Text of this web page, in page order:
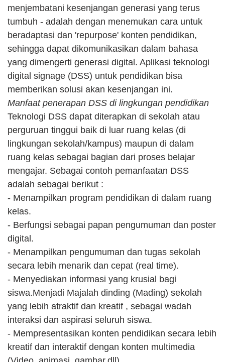
menjembatani kesenjangan generasi yang terus
tumbuh - adalah dengan menemukan cara untuk
beradaptasi dan 'repurpose' konten pendidikan,
sehingga dapat dikomunikasikan dalam bahasa
yang dimengerti generasi digital. Aplikasi teknologi
digital signage (DSS) untuk pendidikan bisa
memberikan solusi akan kesenjangan ini.
Manfaat penerapan DSS di lingkungan pendidikan
Teknologi DSS dapat diterapkan di sekolah atau
perguruan tinggui baik di luar ruang kelas (di
lingkungan sekolah/kampus) maupun di dalam
ruang kelas sebagai bagian dari proses belajar
mengajar. Sebagai contoh pemanfaatan DSS
adalah sebagai berikut :
- Menampilkan program pendidikan di dalam ruang
kelas.
- Berfungsi sebagai papan pengumuman dan poster
digital.
- Menampilkan pengumuman dan tugas sekolah
secara lebih menarik dan cepat (real time).
- Menyediakan informasi yang krusial bagi
siswa.Menjadi Majalah dinding (Mading) sekolah
yang lebih atraktif dan kreatif , sebagai wadah
interaksi dan aspirasi seluruh siswa.
- Mempresentasikan konten pendidikan secara lebih
kreatif dan interaktif dengan konten multimedia